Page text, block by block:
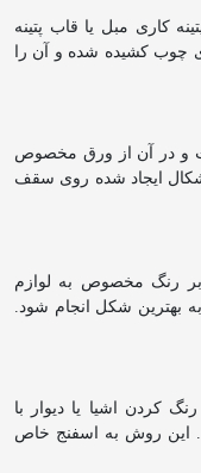
کاری مبل یا قاب پتینه
چوب کشیده شده و آن را
و در آن از ورق مخصوص
ایجاد شده روی سقف
بر رنگ مخصوص به لوازم
بهترین شکل انجام شود.
کردن اشیا یا دیوار با
این روش به اسفنج خاص